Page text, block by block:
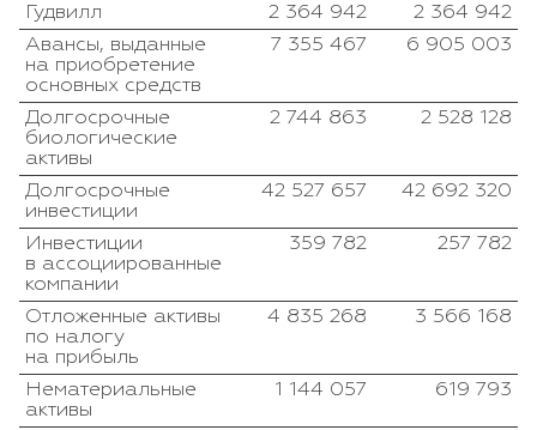
Гудвилл 2 364 942
2 364 942
Авансы, выданные
на приобретение
основных средств
7 355 467 6 905 003
Долгосрочные
биологические
активы
2 744 863 2 528 128
Долгосрочные
инвестиции
42 527 657 42 692 320
Инвестиции
в ассоциированные
компании
359 782 257 782
Отложенные активы
по налогу
на прибыль
4 835 268 3 566 168
Нематериальные
активы
1 144 057 619 793